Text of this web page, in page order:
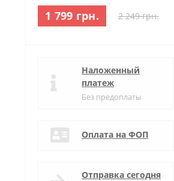
1 799 грн. 2 249 грн.
Наложенный
платеж
Без предоплаты
Оплата на ФОП
Отправка сегодня